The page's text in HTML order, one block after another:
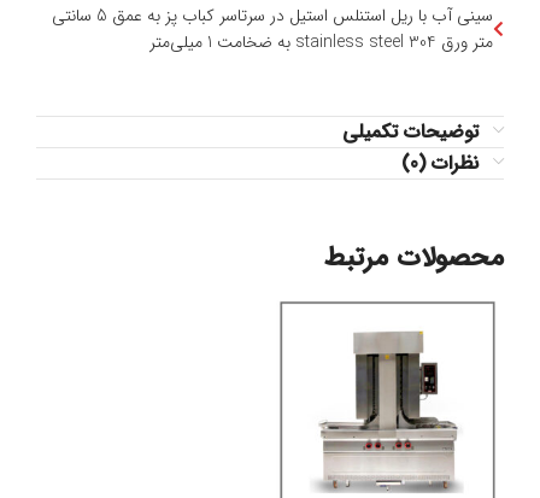
سینی آب با ریل استنلس استیل در سرتاسر کباب پز به عمق 5 سانتی
متر ورق stainless steel 304 به ضخامت 1 میلی‌متر
توضیحات تکمیلی
نظرات (0)
محصولات مرتبط